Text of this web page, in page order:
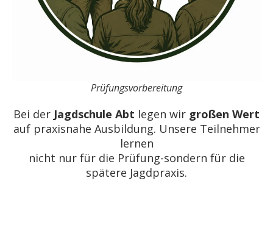
Prüfungsvorbereitung
Bei der Jagdschule Abt legen wir großen Wert
auf praxisnahe Ausbildung. Unsere Teilnehmer
lernen
nicht nur für die Prüfung-sondern für die
spätere Jagdpraxis.